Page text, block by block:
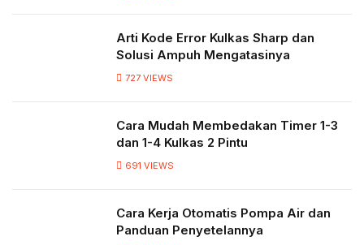
Arti Kode Error Kulkas Sharp dan
Solusi Ampuh Mengatasinya
727 VIEWS
Cara Mudah Membedakan Timer 1-3
dan 1-4 Kulkas 2 Pintu
691 VIEWS
Cara Kerja Otomatis Pompa Air dan
Panduan Penyetelannya